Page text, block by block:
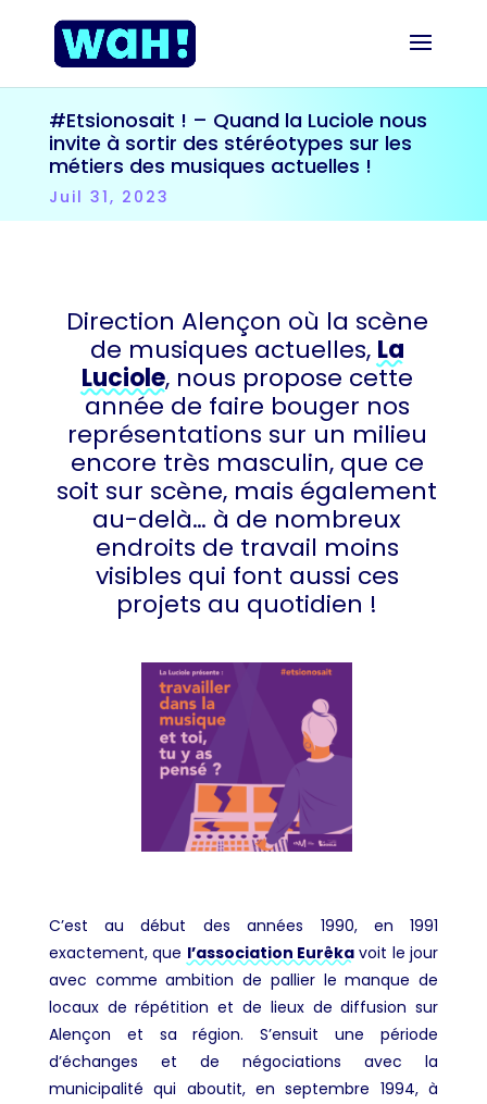
#Etsionosait ! – Quand la Luciole nous
invite à sortir des stéréotypes sur les
métiers des musiques actuelles !
Juil 31, 2023
Direction Alençon où la scène
de musiques actuelles, La
Luciole, nous propose cette
année de faire bouger nos
représentations sur un milieu
encore très masculin, que ce
soit sur scène, mais également
au-delà… à de nombreux
endroits de travail moins
visibles qui font aussi ces
projets au quotidien !
C’est au début des années 1990, en 1991
exactement, que l’association Eurêka voit le jour
avec comme ambition de pallier le manque de
locaux de répétition et de lieux de diffusion sur
Alençon et sa région. S’ensuit une période
d’échanges et de négociations avec la
municipalité qui aboutit, en septembre 1994, à